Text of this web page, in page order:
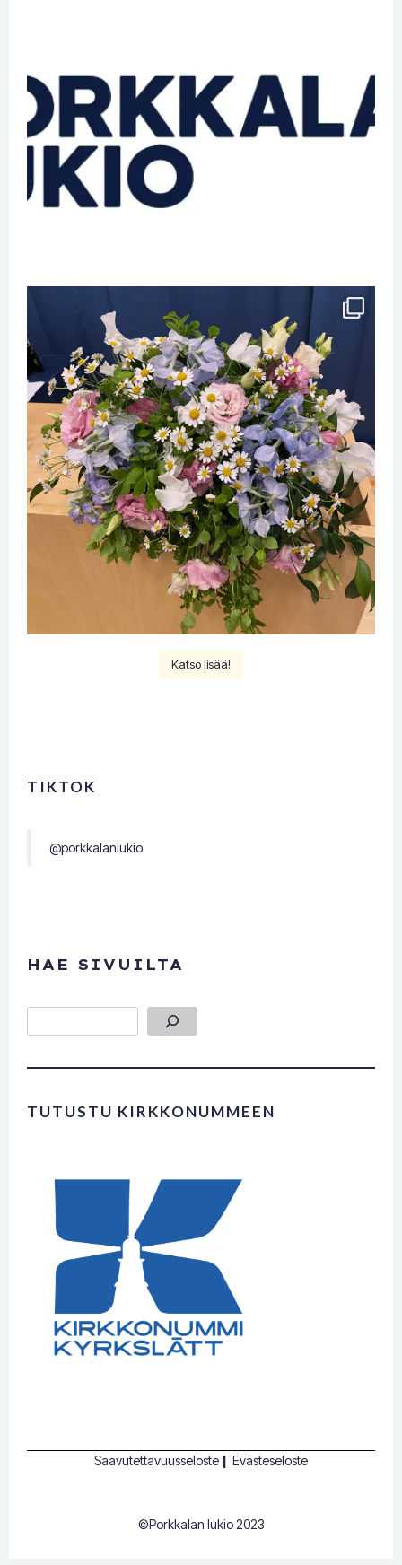
Katso lisää!
TIKTOK
@porkkalanlukio
HAE SIVUILTA
TUTUSTU KIRKKONUMMEEN
Saavutettavuusseloste Evästeseloste
©Porkkalan lukio 2023